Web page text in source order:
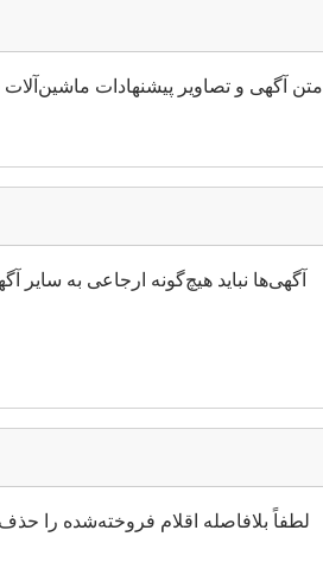
متن آگهی و تصاویر پیشنهادات
آگهی‌ها نباید هیچ‌گونه ارجاعی به سایر
لطفاً بلافاصله اقلام فروخته‌شده را